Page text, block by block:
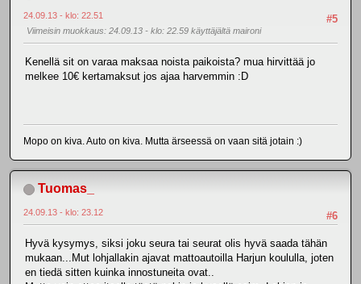
#5
24.09.13 - klo: 22.51
Viimeisin muokkaus: 24.09.13 - klo: 22.59 käyttäjältä maironi
Kenellä sit on varaa maksaa noista paikoista? mua hirvittää jo
melkee 10€ kertamaksut jos ajaa harvemmin :D
Mopo on kiva. Auto on kiva. Mutta ärseessä on vaan sitä jotain :)
Tuomas_
#6
24.09.13 - klo: 23.12
Hyvä kysymys, siksi joku seura tai seurat olis hyvä saada tähän
mukaan...Mut lohjallakin ajavat mattoautoilla Harjun koululla, joten
en tiedä sitten kuinka innostuneita ovat..